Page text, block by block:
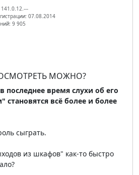
07.08.2014
9 905
МОЖНО?
последнее время слухи об его
становятся всё более и более
сыграть.
из шкафов" как-то быстро